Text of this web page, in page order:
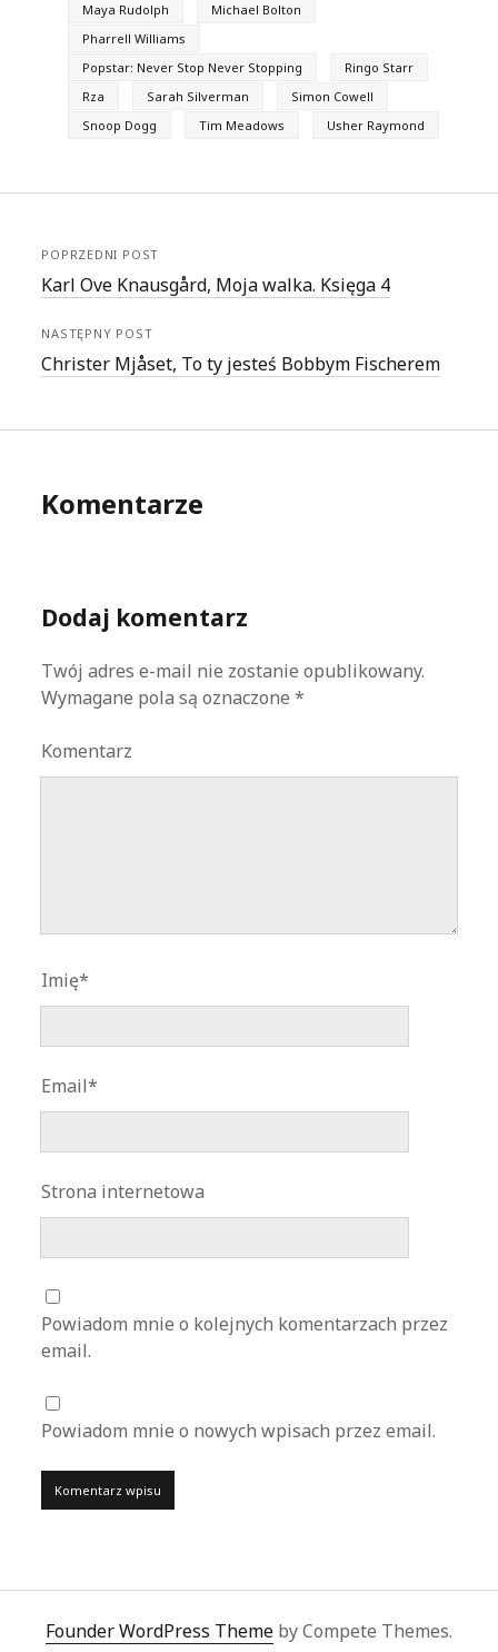
Maya Rudolph
Michael Bolton
Pharrell Williams
Popstar: Never Stop Never Stopping
Ringo Starr
Rza
Sarah Silverman
Simon Cowell
Snoop Dogg
Tim Meadows Usher Raymond
POPRZEDNI POST
Karl Ove Knausgård, Moja walka. Księga 4
NASTĘPNY POST
Christer Mjåset, To ty jesteś Bobbym Fischerem
Komentarze
Dodaj komentarz
Twój adres e-mail nie zostanie opublikowany.
Wymagane pola są oznaczone*
Komentarz
Imię*
Email*
Strona internetowa
Powiadom mnie o kolejnych komentarzach przez
email.
Powiadom mnie o nowych wpisach przez email.
Founder WordPress Theme by Compete Themes.